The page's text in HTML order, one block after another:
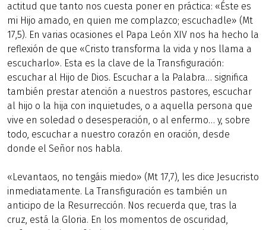
actitud que tanto nos cuesta poner en práctica: «Éste es
mi Hijo amado, en quien me complazco; escuchadle» (Mt
17,5). En varias ocasiones el Papa León XIV nos ha hecho la
reflexión de que «Cristo transforma la vida y nos llama a
escucharlo». Esta es la clave de la Transfiguración:
escuchar al Hijo de Dios. Escuchar a la Palabra… significa
también prestar atención a nuestros pastores, escuchar
al hijo o la hija con inquietudes, o a aquella persona que
vive en soledad o desesperación, o al enfermo… y, sobre
todo, escuchar a nuestro corazón en oración, desde
donde el Señor nos habla.
«Levantaos, no tengáis miedo» (Mt 17,7), les dice Jesucristo
inmediatamente. La Transfiguración es también un
anticipo de la Resurrección. Nos recuerda que, tras la
cruz, está la Gloria. En los momentos de oscuridad,